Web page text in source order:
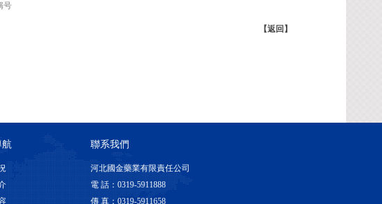
号
【返回】
航 聯系我們
河北國金藥業有限責任公司
電 話：0319-5911888
傳 真：0319-5911658